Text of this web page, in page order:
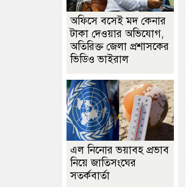
অফিসে বসেই মদ কেনার
টাকা দেওয়ার অভিযোগ,
অতিরিক্ত জেলা প্রশাসকের
ভিডিও ভাইরাল
এল নিনোর ভয়াবহ প্রভাব
নিয়ে জাতিসংঘের
সতর্কবার্তা